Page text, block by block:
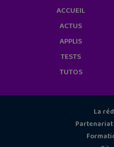
ACCUEIL
ACTUS
APPLIS
TESTS
TUTOS
La